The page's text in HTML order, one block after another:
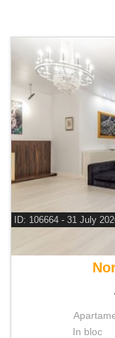
ID: 106664 - 31 July
De
In bloc